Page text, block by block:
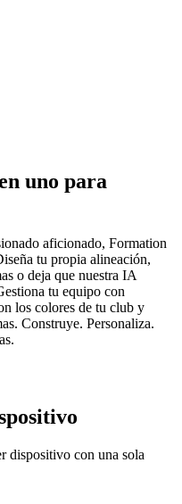
uno para
aficionado, Formation
tu propia alineación,
o deja que nuestra IA
tu equipo con
los colores de tu club y
Construye. Personaliza.
dispositivo con una sola